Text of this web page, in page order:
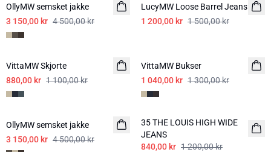
OllyMW semsket jakke
3 150,00 kr 4 500,00 kr
LucyMW Loose Barrel Jeans
1 200,00 kr 1 500,00 kr
-20%
VittaMW Skjorte
880,00 kr 1 100,00 kr
VittaMW Bukser
1 040,00 kr 1 300,00 kr
-30%
OllyMW semsket jakke
3 150,00 kr 4 500,00 kr
-30%
35 THE LOUIS HIGH WIDE
JEANS
840,00 kr 1 200,00 kr